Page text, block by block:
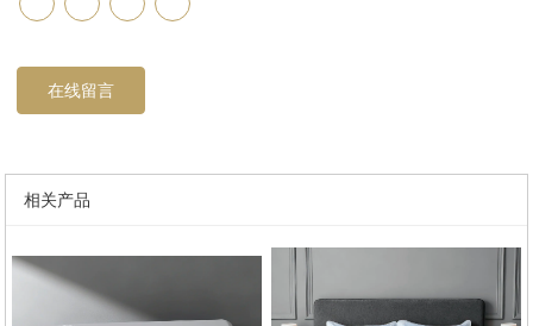
在线留言
相关产品